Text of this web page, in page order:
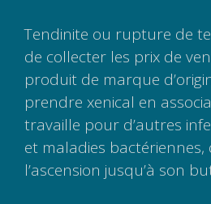
Tendinite ou rupture de
de collecter les prix de
produit de marque
prendre xenical en
travaille pour d’autres
et maladies bactériennes,
l’ascension jusqu’à son